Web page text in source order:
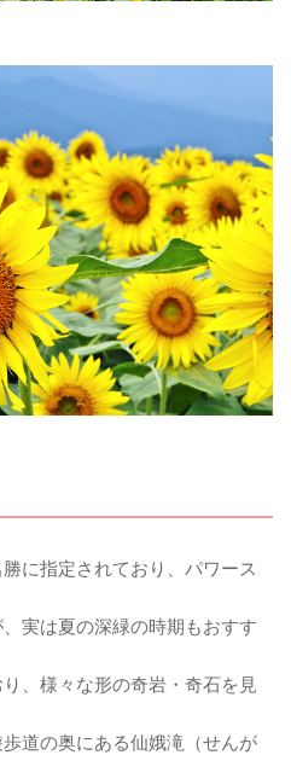
に指定されており、パワース
実は夏の深緑の時期もおすす
、様々な形の奇岩・奇石を見
道の奥にある仙娥滝（せんが